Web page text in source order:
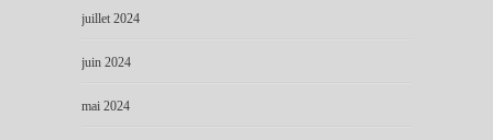
juillet 2024
juin 2024
mai 2024